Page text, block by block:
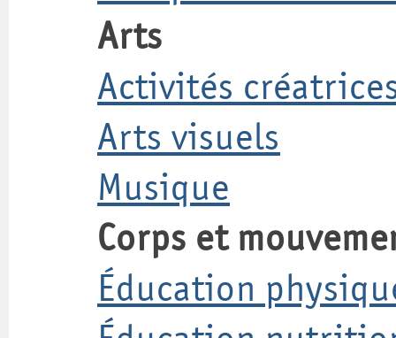
Arts
Activités
Arts visuels
Musique
Corps et
Éducation